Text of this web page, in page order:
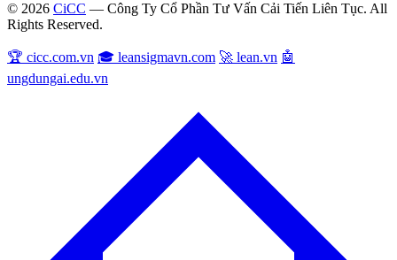
© 2026 CiCC — Công Ty Cổ Phần Tư Vấn Cải Tiến Liên Tục. All
Rights Reserved.
🏆 cicc.com.vn 🎓 leansigmavn.com 🚀 lean.vn 🤖
ungdungai.edu.vn